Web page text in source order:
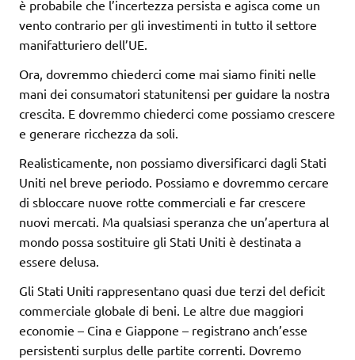
è probabile che l’incertezza persista e agisca come un
vento contrario per gli investimenti in tutto il settore
manifatturiero dell’UE.
Ora, dovremmo chiederci come mai siamo finiti nelle
mani dei consumatori statunitensi per guidare la nostra
crescita. E dovremmo chiederci come possiamo crescere
e generare ricchezza da soli.
Realisticamente, non possiamo diversificarci dagli Stati
Uniti nel breve periodo. Possiamo e dovremmo cercare
di sbloccare nuove rotte commerciali e far crescere
nuovi mercati. Ma qualsiasi speranza che un’apertura al
mondo possa sostituire gli Stati Uniti è destinata a
essere delusa.
Gli Stati Uniti rappresentano quasi due terzi del deficit
commerciale globale di beni. Le altre due maggiori
economie – Cina e Giappone – registrano anch’esse
persistenti surplus delle partite correnti. Dovremo